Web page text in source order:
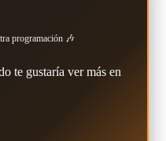
programación 🎶
te gustaría ver más en